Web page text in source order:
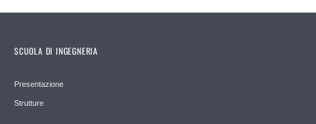
SCUOLA DI INGEGNERIA
Presentazione
Strutture